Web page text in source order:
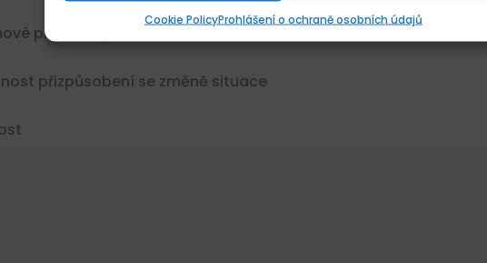
Cookie PolicyProhlášení o ochraně osobních údajů
práce, odpovědnost, pečlivost
přizpůsobení se změně situace